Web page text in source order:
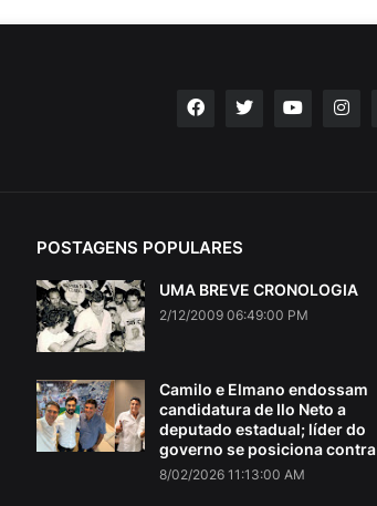
POSTAGENS POPULARES
UMA BREVE CRONOLOGIA
2/12/2009 06:49:00 PM
Camilo e Elmano endossam
candidatura de Ilo Neto a
deputado estadual; líder do
governo se posiciona contra
8/02/2026 11:13:00 AM